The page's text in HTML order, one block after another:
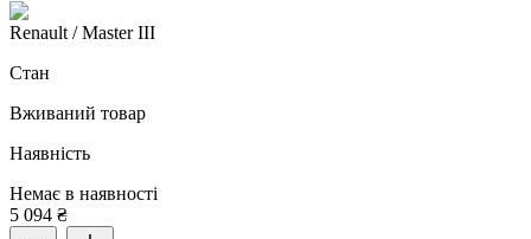
Renault / Master III
Стан
Вживаний товар
Наявність
Немає в наявності
5 094 ₴